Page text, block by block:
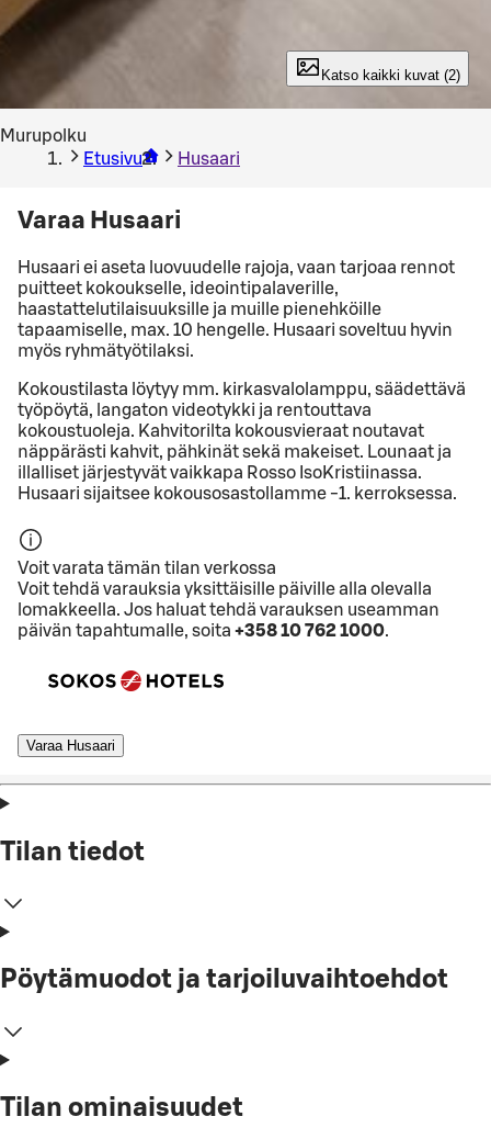
Katso kaikki kuvat (2)
Murupolku
Etusivu
Husaari
Varaa Husaari
Husaari ei aseta luovuudelle rajoja, vaan tarjoaa rennot
puitteet kokoukselle, ideointipalaverille,
haastattelutilaisuuksille ja muille pienehköille
tapaamiselle, max. 10 hengelle. Husaari soveltuu hyvin
myös ryhmätyötilaksi.
Kokoustilasta löytyy mm. kirkasvalolamppu, säädettävä
työpöytä, langaton videotykki ja rentouttava
kokoustuoleja. Kahvitorilta kokousvieraat noutavat
näppärästi kahvit, pähkinät sekä makeiset. Lounaat ja
illalliset järjestyvät vaikkapa Rosso IsoKristiinassa.
Husaari sijaitsee kokousosastollamme -1. kerroksessa.
Voit varata tämän tilan verkossa
Voit tehdä varauksia yksittäisille päiville alla olevalla
lomakkeella. Jos haluat tehdä varauksen useamman
päivän tapahtumalle, soita +358 10 762 1000.
Varaa Husaari
Tilan tiedot
Pöytämuodot ja tarjoiluvaihtoehdot
Tilan ominaisuudet